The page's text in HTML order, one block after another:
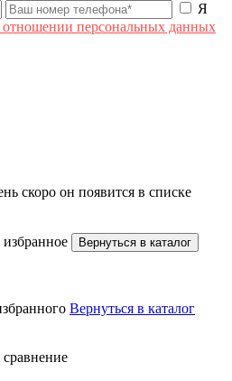
Я
отношении персональных данных
скоро он появится в списке
Вернуться в каталог
Вернуться в каталог